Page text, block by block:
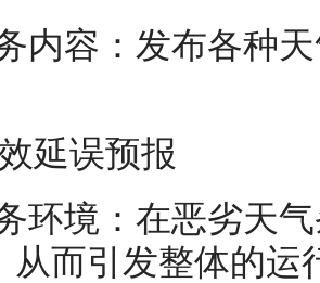
内容：发布各种
延误预报
环境：在恶劣天
从而引发整体的运